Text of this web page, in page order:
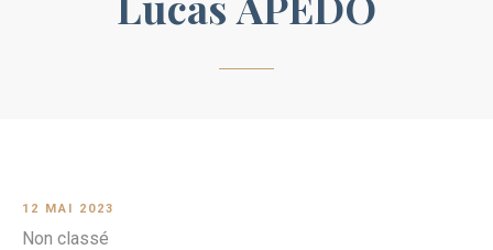
12 MAI 2023
Non classé